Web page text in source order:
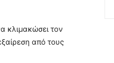
κλιμακώσει τον
από τους